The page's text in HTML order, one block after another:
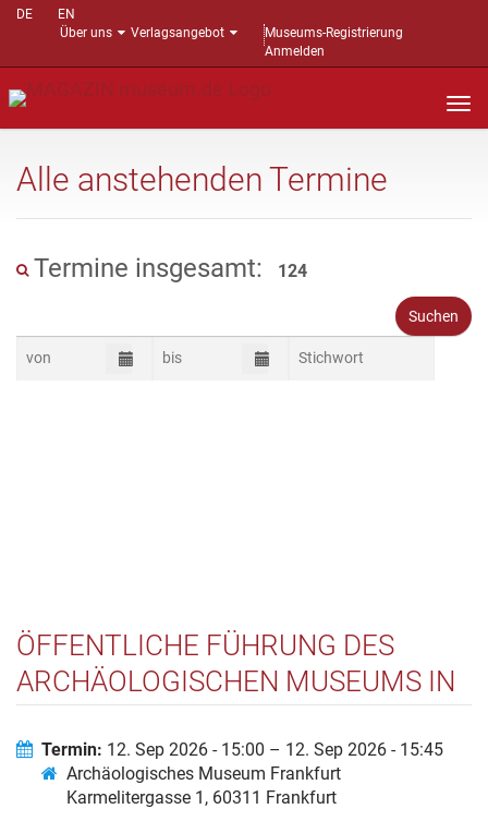
DE
EN
Über uns
Verlagsangebot
Museums-Registrierung
Anmelden
Alle anstehenden Termine
Termine insgesamt: 124
ÖFFENTLICHE FÜHRUNG DES
ARCHÄOLOGISCHEN MUSEUMS IN
FRANCONOFURD
Termin: 12. Sep 2026 - 15:00 – 12. Sep 2026 - 15:45
Archäologisches Museum Frankfurt
Karmelitergasse 1, 60311 Frankfurt